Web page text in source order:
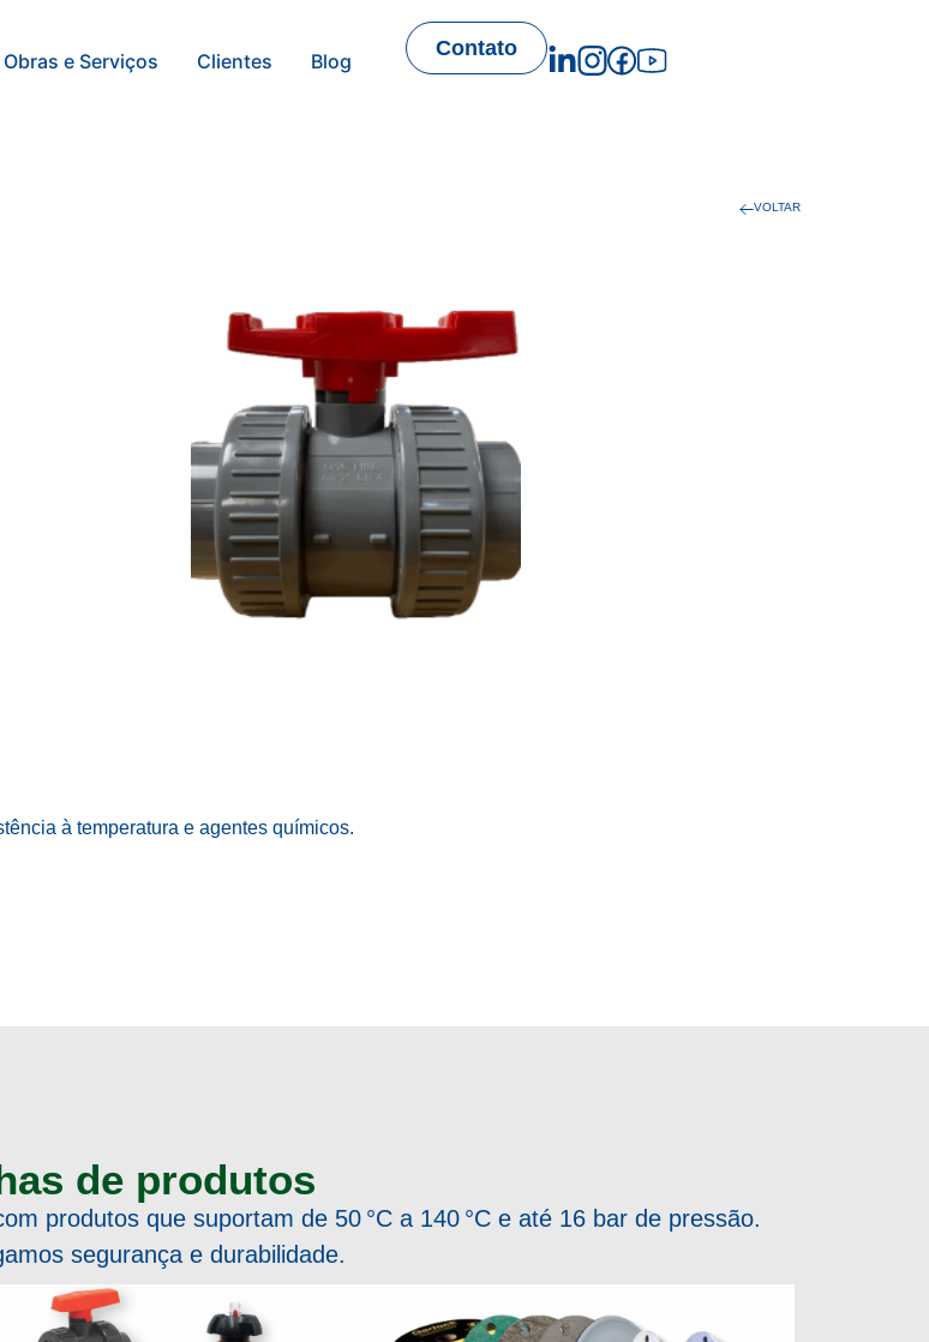
Obras e Serviços Clientes Blog
Contato
VOLTAR
à temperatura e agentes químicos.
de produtos
produtos que suportam de 50 °C a 140 °C e até 16 bar de pressão.
segurança e durabilidade.